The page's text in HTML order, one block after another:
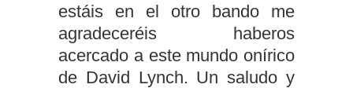
estáis en el otro bando me
agradeceréis haberos
acercado a este mundo onírico
de David Lynch. Un saludo y